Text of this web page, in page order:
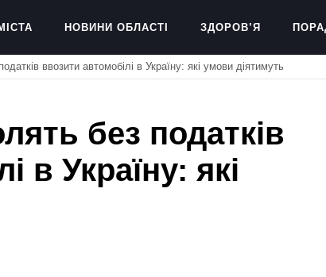
НОВИНИ ОБЛАСТІ ЗДОРОВ’Я
ввозити автомобілі в Україну: які умови діятимуть
без податків
в Україну: які